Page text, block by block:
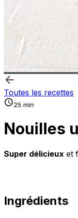
Toutes les recettes
25 min
Nouilles
Super délicieux et
Ingrédients